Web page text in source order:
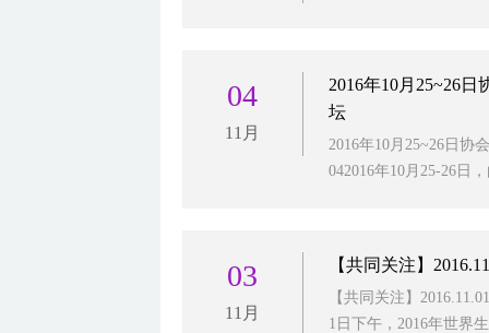
04
11月
2016年10月25~26
坛
2016年10月25~26日
042016年10月25-26日
03
11月
【共同关注】
【共同关注】
1日下午，2016年世界